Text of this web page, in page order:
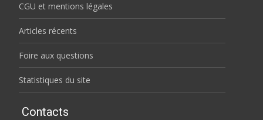
CGU et mentions légales
Articles récents
Foire aux questions
Statistiques du site
Contacts